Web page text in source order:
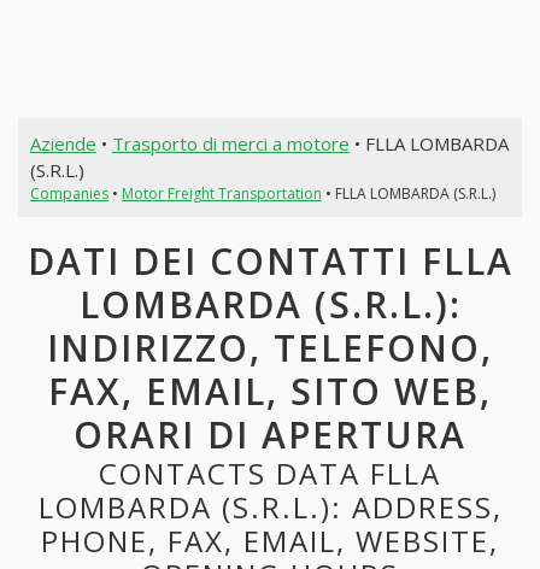
Aziende • Trasporto di merci a motore • FLLA LOMBARDA
(S.R.L.)
Companies• Motor Freight Transportation • FLLA LOMBARDA (S.R.L.)
DATI DEI CONTATTI FLLA
LOMBARDA (S.R.L.):
INDIRIZZO, TELEFONO,
FAX, EMAIL, SITO WEB,
ORARI DI APERTURA
CONTACTS DATA FLLA
LOMBARDA (S.R.L.): ADDRESS,
PHONE, FAX, EMAIL, WEBSITE,